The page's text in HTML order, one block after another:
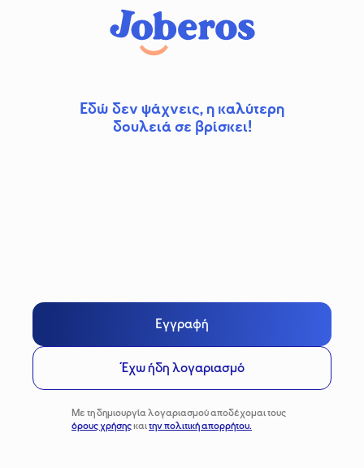
Εδώ δεν ψάχνεις, η καλύτερη
δουλειά σε βρίσκει!
Εγγραφή
Έχω ήδη λογαριασμό
Με τη δημιουργία λογαριασμού αποδέχομαι τους
όρους χρήσηςκαιτην πολιτική απορρήτου.